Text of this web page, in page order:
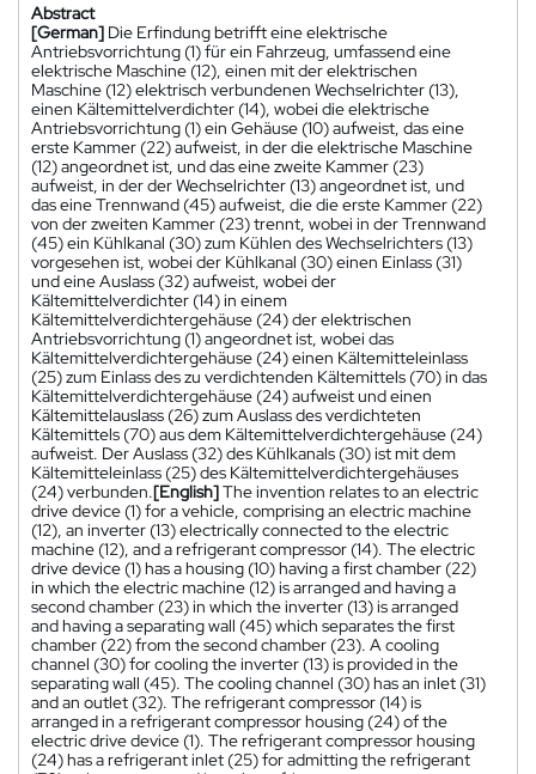
Abstract
[German] Die Erfindung betrifft eine elektrische
Antriebsvorrichtung (1) für ein Fahrzeug, umfassend eine
elektrische Maschine (12), einen mit der elektrischen
Maschine (12) elektrisch verbundenen Wechselrichter (13),
einen Kältemittelverdichter (14), wobei die elektrische
Antriebsvorrichtung (1) ein Gehäuse (10) aufweist, das eine
erste Kammer (22) aufweist, in der die elektrische Maschine
(12) angeordnet ist, und das eine zweite Kammer (23)
aufweist, in der der Wechselrichter (13) angeordnet ist, und
das eine Trennwand (45) aufweist, die die erste Kammer (22)
von der zweiten Kammer (23) trennt, wobei in der Trennwand
(45) ein Kühlkanal (30) zum Kühlen des Wechselrichters (13)
vorgesehen ist, wobei der Kühlkanal (30) einen Einlass (31)
und eine Auslass (32) aufweist, wobei der
Kältemittelverdichter (14) in einem
Kältemittelverdichtergehäuse (24) der elektrischen
Antriebsvorrichtung (1) angeordnet ist, wobei das
Kältemittelverdichtergehäuse (24) einen Kältemitteleinlass
(25) zum Einlass des zu verdichtenden Kältemittels (70) in das
Kältemittelverdichtergehäuse (24) aufweist und einen
Kältemittelauslass (26) zum Auslass des verdichteten
Kältemittels (70) aus dem Kältemittelverdichtergehäuse (24)
aufweist. Der Auslass (32) des Kühlkanals (30) ist mit dem
Kältemitteleinlass (25) des Kältemittelverdichtergehäuses
(24) verbunden.[English]The invention relates to an electric
drive device (1) for a vehicle, comprising an electric machine
(12), an inverter (13) electrically connected to the electric
machine (12), and a refrigerant compressor (14). The electric
drive device (1) has a housing (10) having a first chamber (22)
in which the electric machine (12) is arranged and having a
second chamber (23) in which the inverter (13) is arranged
and having a separating wall (45) which separates the first
chamber (22) from the second chamber (23). A cooling
channel (30) for cooling the inverter (13) is provided in the
separating wall (45). The cooling channel (30) has an inlet (31)
and an outlet (32). The refrigerant compressor (14) is
arranged in a refrigerant compressor housing (24) of the
electric drive device (1). The refrigerant compressor housing
(24) has a refrigerant inlet (25) for admitting the refrigerant